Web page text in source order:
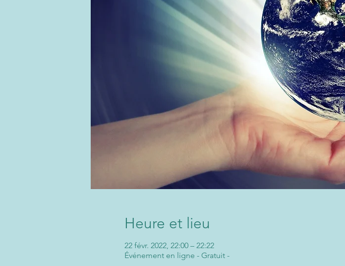
Heure et lieu
22 févr. 2022, 22:00 – 22:22
Événement en ligne - Gratuit -